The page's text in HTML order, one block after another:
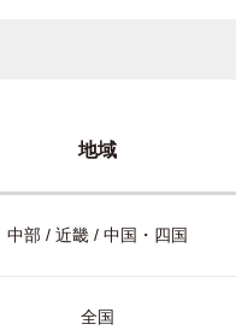
地域
中部 / 近畿 / 中国・四国
全国